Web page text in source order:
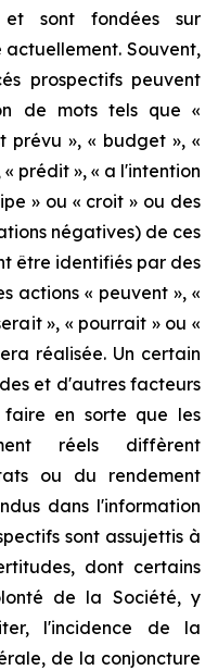
sont fondées sur
Souvent,
prospectifs peuvent
de mots tels que «
prévu », « budget », «
« prédit », « a l'intention
» ou « croit » ou des
négatives) de ces
être identifiés par des
actions « peuvent », «
», « pourrait » ou «
réalisée. Un certain
et d'autres facteurs
faire en sorte que les
réels diffèrent
ou du rendement
dans l'information
sont assujettis à
dont certains
de la Société, y
l'incidence de la
de la conjoncture